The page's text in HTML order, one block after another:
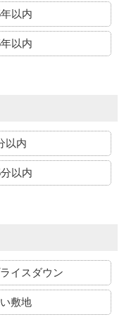
以内
以内
以内
以内
イスダウン
敷地